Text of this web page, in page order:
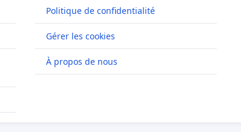
Politique de confidentialité
Gérer les cookies
À propos de nous